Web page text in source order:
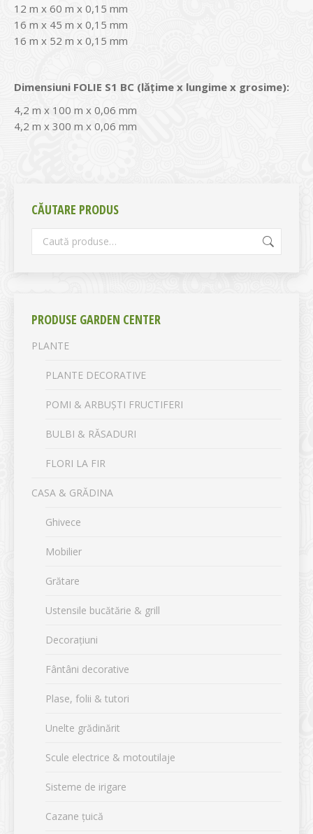
12 m x 60 m x 0,15 mm
16 m x 45 m x 0,15 mm
16 m x 52 m x 0,15 mm
Dimensiuni FOLIE S1 BC (lățime x lungime x grosime):
4,2 m x 100 m x 0,06 mm
4,2 m x 300 m x 0,06 mm
CĂUTARE PRODUS
PRODUSE GARDEN CENTER
PLANTE
PLANTE DECORATIVE
POMI & ARBUȘTI FRUCTIFERI
BULBI & RĂSADURI
FLORI LA FIR
CASA & GRĂDINA
Ghivece
Mobilier
Grătare
Ustensile bucătărie & grill
Decorațiuni
Fântâni decorative
Plase, folii & tutori
Unelte grădinărit
Scule electrice & motoutilaje
Sisteme de irigare
Cazane țuică